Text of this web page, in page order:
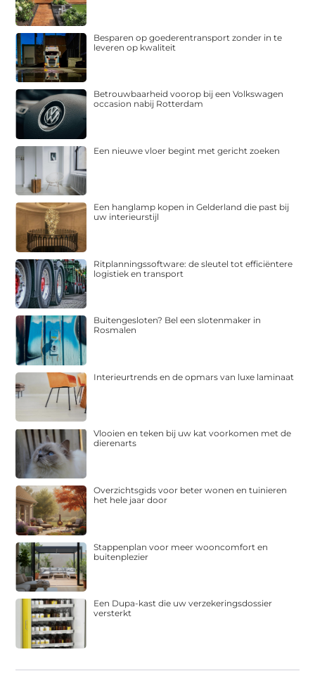
Besparen op goederentransport zonder in te
leveren op kwaliteit
Betrouwbaarheid voorop bij een Volkswagen
occasion nabij Rotterdam
Een nieuwe vloer begint met gericht zoeken
Een hanglamp kopen in Gelderland die past bij
uw interieurstijl
Ritplanningssoftware: de sleutel tot efficiëntere
logistiek en transport
Buitengesloten? Bel een slotenmaker in
Rosmalen
Interieurtrends en de opmars van luxe laminaat
Vlooien en teken bij uw kat voorkomen met de
dierenarts
Overzichtsgids voor beter wonen en tuinieren
het hele jaar door
Stappenplan voor meer wooncomfort en
buitenplezier
Een Dupa-kast die uw verzekeringsdossier
versterkt